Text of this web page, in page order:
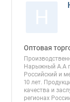
Оптовая
Нарыжный А.А
Российский и
10 лет.
качества и
регионах